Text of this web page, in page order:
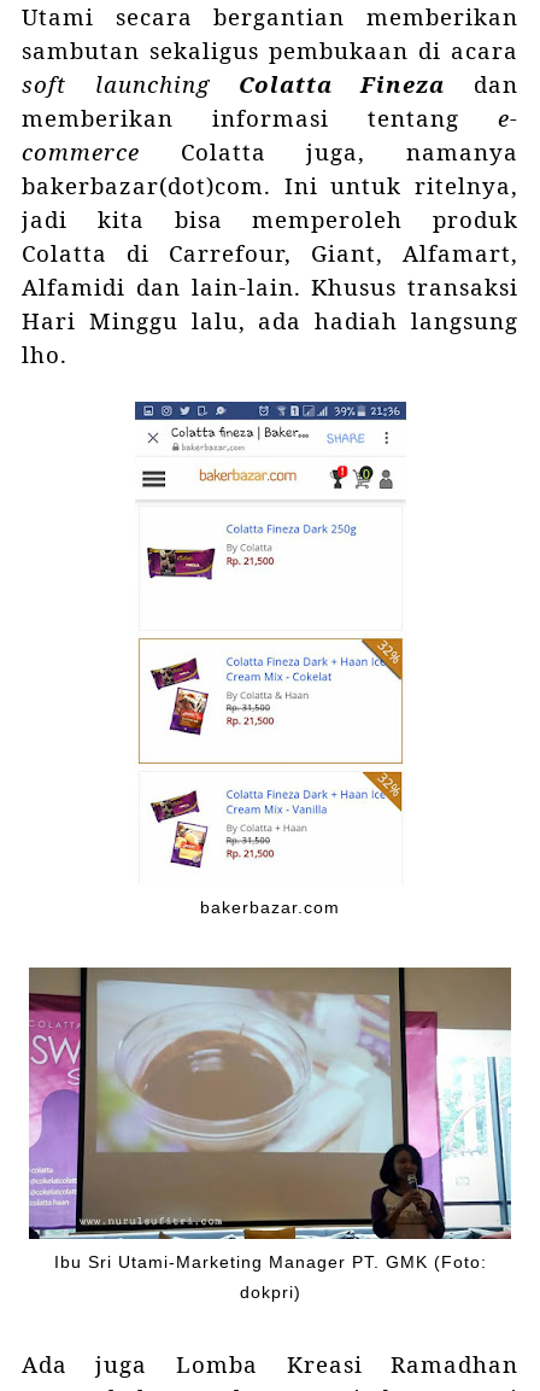
Utami secara bergantian memberikan
sambutan sekaligus pembukaan di acara
soft launching
Colatta Fineza dan
memberikan informasi tentange-
commerce Colatta juga, namanya
bakerbazar(dot)com. Ini untuk ritelnya,
jadi kita bisa memperoleh produk
Colatta di Carrefour, Giant, Alfamart,
Alfamidi dan lain-lain. Khusus transaksi
Hari Minggu lalu, ada hadiah langsung
lho.
bakerbazar.com
Ibu Sri Utami-Marketing Manager PT. GMK (Foto:
dokpri)
Ada juga Lomba Kreasi Ramadhan